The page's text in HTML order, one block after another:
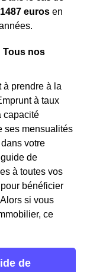
1487 euros en
Tous nos
à prendre à la
à taux
capacité
ses mensualités
votre
de
à toutes vos
bénéficier
si vous
ce
de